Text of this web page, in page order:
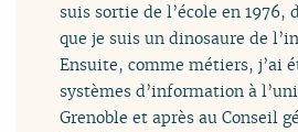
suis sortie de l’école en 1976,
que je suis un dinosaure de
Ensuite, comme métiers, j’ai
systèmes d’information à
Grenoble et après au Conseil